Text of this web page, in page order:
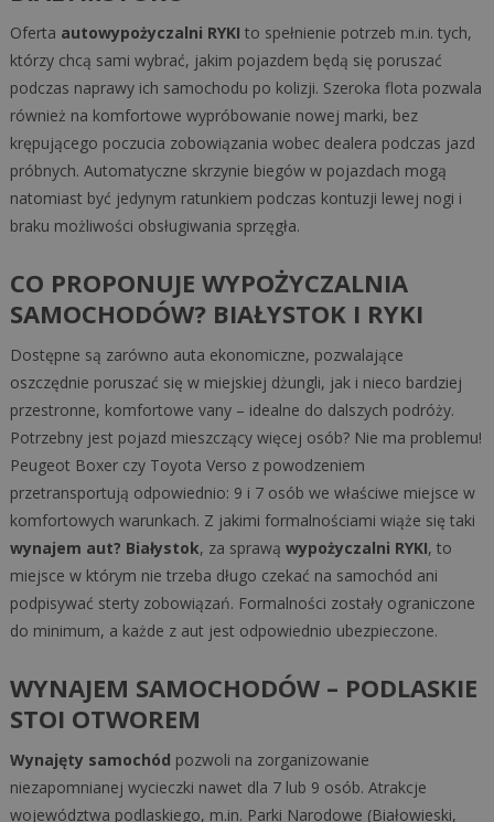
Oferta autowypożyczalni RYKI to spełnienie potrzeb m.in. tych,
którzy chcą sami wybrać, jakim pojazdem będą się poruszać
podczas naprawy ich samochodu po kolizji. Szeroka flota pozwala
również na komfortowe wypróbowanie nowej marki, bez
krępującego poczucia zobowiązania wobec dealera podczas jazd
próbnych. Automatyczne skrzynie biegów w pojazdach mogą
natomiast być jedynym ratunkiem podczas kontuzji lewej nogi i
braku możliwości obsługiwania sprzęgła.
CO PROPONUJE WYPOŻYCZALNIA
SAMOCHODÓW? BIAŁYSTOK I RYKI
Dostępne są zarówno auta ekonomiczne, pozwalające
oszczędnie poruszać się w miejskiej dżungli, jak i nieco bardziej
przestronne, komfortowe vany – idealne do dalszych podróży.
Potrzebny jest pojazd mieszczący więcej osób? Nie ma problemu!
Peugeot Boxer czy Toyota Verso z powodzeniem
przetransportują odpowiednio: 9 i 7 osób we właściwe miejsce w
komfortowych warunkach. Z jakimi formalnościami wiąże się taki
wynajem aut? Białystok, za sprawą wypożyczalni RYKI, to
miejsce w którym nie trzeba długo czekać na samochód ani
podpisywać sterty zobowiązań. Formalności zostały ograniczone
do minimum, a każde z aut jest odpowiednio ubezpieczone.
WYNAJEM SAMOCHODÓW – PODLASKIE
STOI OTWOREM
Wynajęty samochód pozwoli na zorganizowanie
niezapomnianej wycieczki nawet dla 7 lub 9 osób. Atrakcje
województwa podlaskiego, m.in. Parki Narodowe (Białowieski,